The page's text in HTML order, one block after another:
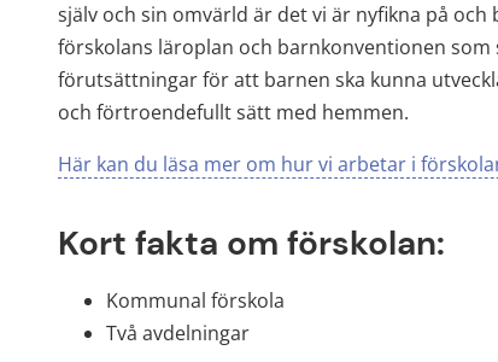
själv och sin omvärld är det vi är nyfikna på
förskolans läroplan och barnkonventionen
förutsättningar för att barnen ska kunna
och förtroendefullt sätt med hemmen.
Här kan du läsa mer om hur vi arbetar i
Kort fakta om förskolan:
Kommunal förskola
Två avdelningar